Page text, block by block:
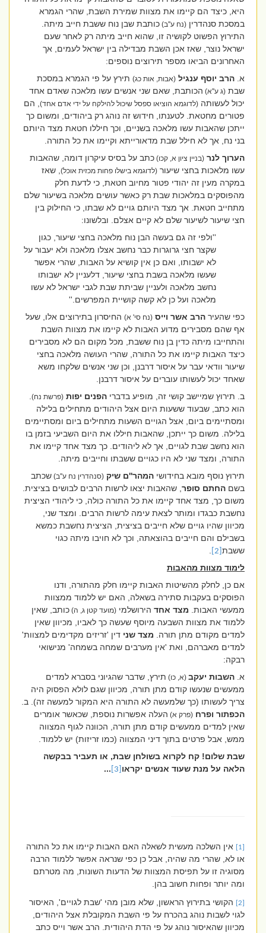
היא, כיצד הם קיימו את מצוות שמירת השבת, שהרי הגמרא
במסכת סנהדרין(נח ע''ב)כותבת שבן נוח ששבת חייב מיתה.
התירוץ הפשוט לקושיה זו, שהוא חייב מיתה רק לאחר שעם
ישראל נוצר, שאז אכן השבת מבדילה בין ישראל לעמים, אך
האחרונים הביאו מספר תירוצים נוספים:
א.הרב יוסף ענגיל (אבות, אות כג) תירץ על פי הגמרא במסכת
שבת(ג ע''א)הכותבת, שאם שני אנשים עשו מלאכה שאדם אחד
יכול לעשותה(לדוגמא הוציאו ספסל שיכול להילקח על ידי אדם אחד), הם
פטורים מחטאת. לטענתו, חידוש זה נוהג רק ביהודים, ומשום כך
ייתכן שהאבות עשו מלאכה בשניים, וכך חיללו חטאת מצד היותם
בני נח, אך לא חילל שבת מדאורייתא וקיימו את כל התורה.
הערוך לנר (בניין ציון א, קכו)כתב על בסיס עיקרון דומה, שהאבות
עשו מלאכות בחצי שיעור(לדוגמא בישלו פחות מכזית אוכל), שאז
במקרה מעין זה יהודי פטור מחיוב חטאת, כי לדעת חלק
מהפוסקים במלאכות שבת רק כאשר עושים מלאכה בשיעור שלם
מתחייב חטאת. אך מצד היותם גויים לא שבתו, כי החילוק בין
חצי שיעור לשיעור שלם לא קיים אצלם. ובלשונו:
''ולפי זה גם בעשה הבן נוח מלאכה בחצי שיעור, כגון
שקצר חצי גרוגרות כבר נחשב אצלו מלאכה ולא יעבור על
לא ישבותו, ואם כן אין קושיא על האבות, שהרי אפשר
שעשו מלאכה בשבת בחצי שיעור, דלעניין לא ישבותו
נחשב מלאכה ולעניין שביתת שבת לגבי ישראל לא עשו
מלאכה ועל כן לא קשה קושיית המפרשים.''
כפי שהעירהרב אשר וייס (נח סי' א) החיסרון בתירוצים אלו, שעל
אף שהם מסבירים מדוע האבות לא קיימו את מצוות השבת
והתחייבו מיתה כדין בן נוח ששבת, מכל מקום הם לא מסבירים
כיצד האבות קיימו את כל התורה, שהרי העושה מלאכה בחצי
שיעור וודאי עבר על איסור דרבנן, וכן שני אנשים שלקחו משא
שאחד יכול לעשותו עוברים על איסור דרבנן.
ב. תירוץ שמיישב קושי זה, מופיע בדבריהפנים יפות (פרשת נח).
הוא כתב, שבעוד ששעות היום אצל היהודים מתחילים בלילה
ומסתיימים ביום, אצל הגויים השעות מתחילים ביום ומסתיימים
בלילה. משום כך ייתכן, שהאבות חיללו את היום השביעי בזמן בו
הוא נחשב שבת לגויים, אך לא ליהודים. כך מצד אחד קיימו את
התורה, ומצד שני לא היו כגויים ששבתו וחייבים מיתה.
תירוץ נוסף מובא בחידושיהמהר''ם שיק (סנהדרין נח ע''ב)שכתב
בשםהחתם סופר, שהאבות יצאו לרשות הרבים לבושים בציצית.
משום כך, מצד אחד קיימו את כל התורה כולה, כי ליהודי הציצית
נחשבת כבגדו ומותר לצאת עימה לרשות הרבים. ומצד שני,
מכיוון שהיו גויים שלא חייבים בציצית, הציצית נחשבת כמשא
בשבילם והם חייבים בהוצאתה, וכך לא חויבו מיתה כגוי
ששבת[2]
.
לימוד מצוות מהאבות
אם כן, לחלק מהשיטות האבות קיימו חלק מהתורה, ודנו
הפוסקים בעקבות סתירה בשאלה, האם יש ללמוד ממצוות
ממעשי האבות.מצד אחדהירושלמי(מועד קטן ג, ה) כותב, שאין
ללמוד את מצוות השבעה מיוסף שעשה כך לאביו, מכיוון שאין
למדים מקודם מתן תורה.מצד שנידין 'זריזים מקדימים למצוות'
למדים מאברהם, ואת 'אין מערבים שמחה בשמחה' מנישואי
רבקה:
א.השבות יעקב (א, כו)תירץ, שדבר שהגיוני בסברא למדים
ממעשים שנעשו קודם מתן תורה, מכיוון שגם לולא הפסוק היה
צריך לעשותו (כך שלמעשה לא התורה היא המקור למעשה זה). ב.
הכפתור ופרח (פרק א) העלה אפשרות נוספת, שכאשר אומרים
שאין למדים ממעשים קודם מתן תורה, הכוונה לגוף המצווה
ממש, אבל פרטים בתוך דיני המצווה (כמו זריזות) יש ללמוד.
שבת שלום! קח לקרוא בשולחן שבת, או תעביר בבקשה
הלאה על מנת שעוד אנשים יקראו[3]
...
אין השלכה מעשית לשאלה האם האבות קיימו את כל התורה
או לא, שהרי מה שהיה, אבל כן כפי שנראה אפשר ללמוד הרבה
מסוגיה זו על תפיסת המצוות של הדעות השונות, מה מטרתם
ומה יותר ופחות חשוב בהן.
הקושי בתירוץ הראשון, שלא מובן מהי 'שבת לגויים', האיסור
לגוי לשבות נוהג בהכרח על פי השבת המקובלת אצל היהודים,
מכיוון שהאיסור נוהג על פי הדת היהודית. הרב אשר וייס כתב